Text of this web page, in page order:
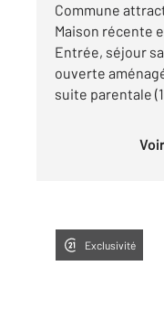
Commune
Maison récente
Entrée, séjour
ouverte
suite parentale
Exclusivité